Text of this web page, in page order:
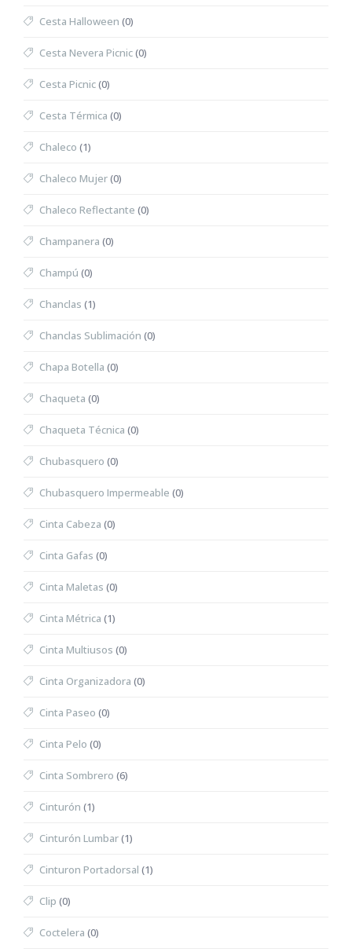
Cesta Halloween (0)
Cesta Nevera Picnic(0)
Cesta Picnic(0)
Cesta Térmica (0)
Chaleco (1)
Chaleco Mujer(0)
Chaleco Reflectante (0)
Champanera (0)
Champú (0)
Chanclas (1)
Chanclas Sublimación (0)
Chapa Botella (0)
Chaqueta (0)
Chaqueta Técnica (0)
Chubasquero (0)
Chubasquero Impermeable (0)
Cinta Cabeza (0)
Cinta Gafas (0)
Cinta Maletas (0)
Cinta Métrica (1)
Cinta Multiusos (0)
Cinta Organizadora (0)
Cinta Paseo (0)
Cinta Pelo (0)
Cinta Sombrero (6)
Cinturón (1)
Cinturón Lumbar(1)
Cinturon Portadorsal (1)
Clip (0)
Coctelera (0)